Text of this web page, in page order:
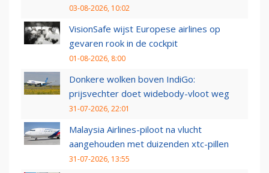
03-08-2026, 10:02
VisionSafe wijst Europese airlines op
gevaren rook in de cockpit
01-08-2026, 8:00
Donkere wolken boven IndiGo:
prijsvechter doet widebody-vloot weg
31-07-2026, 22:01
Malaysia Airlines-piloot na vlucht
aangehouden met duizenden xtc-pillen
31-07-2026, 13:55